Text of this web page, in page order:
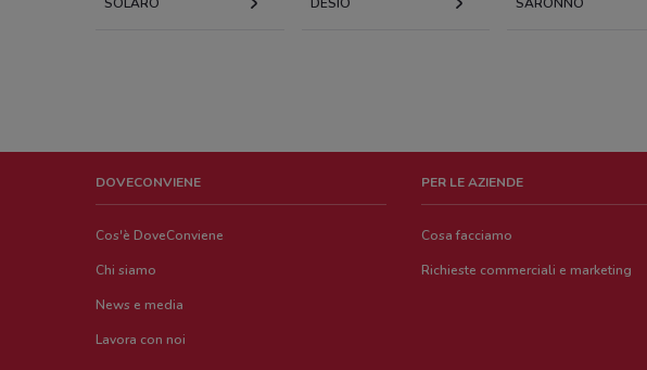
DOVECONVIENE
Cos'è DoveConviene
Chi siamo
News e media
Lavora con noi
PER LE AZIENDE
Cosa facciamo
Richieste commerciali e marketing